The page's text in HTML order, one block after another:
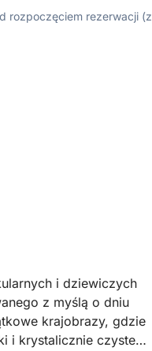
rozpoczęciem rezerwacji (z
i dziewiczych
z myślą o dniu
krajobrazy, gdzie
i krystalicznie czyste